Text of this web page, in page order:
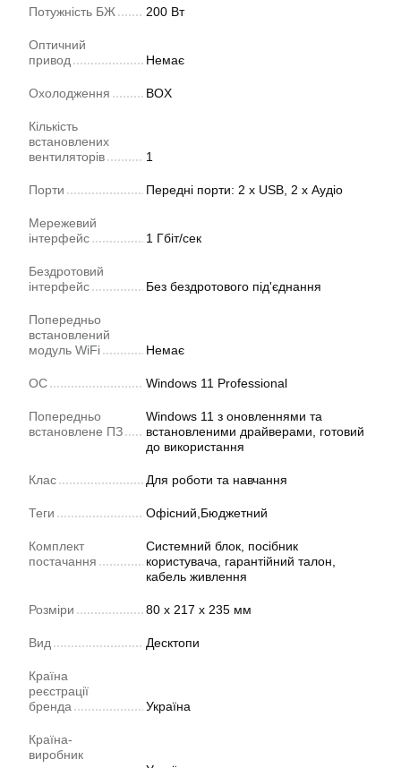
Потужність БЖ 200 Вт
Оптичний
привод
Немає
Охолодження BOX
Кількість
встановлених
вентиляторів
1
Порти Передні порти: 2 x USB, 2 x Аудіо
Мережевий
інтерфейс
1 Гбіт/сек
Бездротовий
інтерфейс
Без бездротового під'єднання
Попередньо
встановлений
модуль WiFi
Немає
ОС Windows 11 Professional
Попередньо
встановлене ПЗ
Windows 11 з оновленнями та
встановленими драйверами, готовий
до використання
Клас Для роботи та навчання
Теги Офісний,Бюджетний
Комплект
постачання
Системний блок, посібник
користувача, гарантійний талон,
кабель живлення
Розміри 80 x 217 x 235 мм
Вид Десктопи
Країна
реєстрації
бренда
Україна
Країна-
виробник